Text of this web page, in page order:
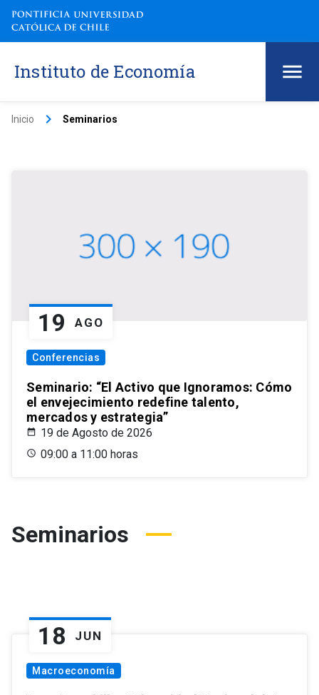
Instituto de Economía
Inicio keyboard_arrow_right Seminarios
19 AGO
Conferencias
Seminario: “El Activo que Ignoramos: Cómo
el envejecimiento redefine talento,
mercados y estrategia”
19 de Agosto de 2026
09:00 a 11:00 horas
Seminarios
18 JUN
Macroeconomía